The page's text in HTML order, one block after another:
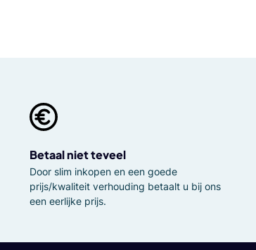
Betaal niet teveel
Door slim inkopen en een goede
prijs/kwaliteit verhouding betaalt u bij ons
een eerlijke prijs.